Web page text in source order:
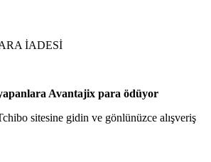
İADESİ
Avantajix para ödüyor
sitesine gidin ve gönlünüzce alışveriş